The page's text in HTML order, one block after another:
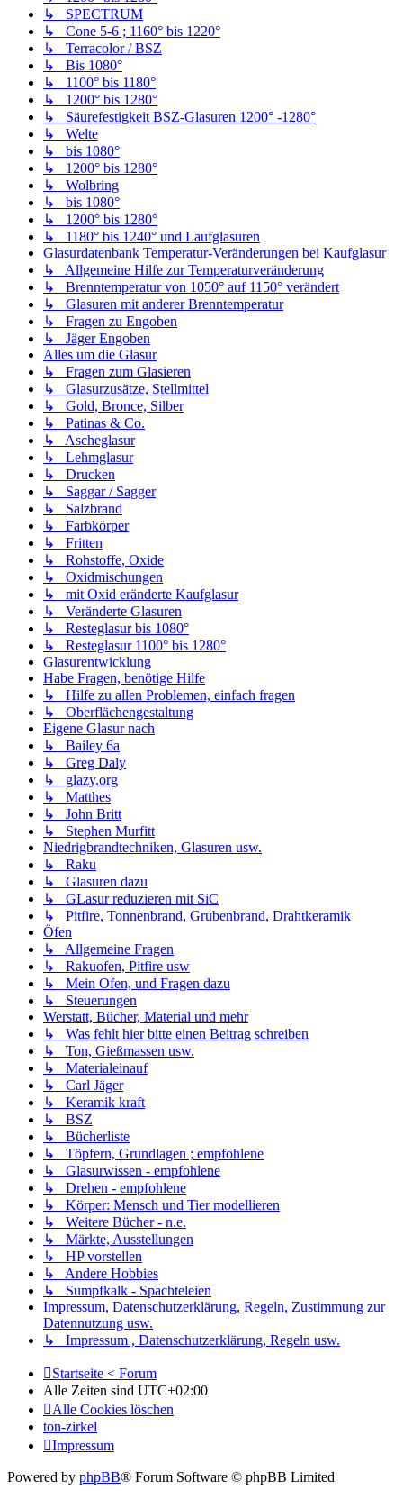
↳ SPECTRUM
↳ Cone 5-6 ; 1160° bis 1220°
↳ Terracolor / BSZ
↳ Bis 1080°
↳ 1100° bis 1180°
↳ 1200° bis 1280°
↳ Säurefestigkeit BSZ-Glasuren 1200° -1280°
↳ Welte
↳ bis 1080°
↳ 1200° bis 1280°
↳ Wolbring
↳ bis 1080°
↳ 1200° bis 1280°
↳ 1180° bis 1240° und Laufglasuren
Glasurdatenbank Temperatur-Veränderungen bei Kaufglasur
↳ Allgemeine Hilfe zur Temperaturveränderung
↳ Brenntemperatur von 1050° auf 1150° verändert
↳ Glasuren mit anderer Brenntemperatur
↳ Fragen zu Engoben
↳ Jäger Engoben
Alles um die Glasur
↳ Fragen zum Glasieren
↳ Glasurzusätze, Stellmittel
↳ Gold, Bronce, Silber
↳ Patinas & Co.
↳ Ascheglasur
↳ Lehmglasur
↳ Drucken
↳ Saggar / Sagger
↳ Salzbrand
↳ Farbkörper
↳ Fritten
↳ Rohstoffe, Oxide
↳ Oxidmischungen
↳ mit Oxid eränderte Kaufglasur
↳ Veränderte Glasuren
↳ Resteglasur bis 1080°
↳ Resteglasur 1100° bis 1280°
Glasurentwicklung
Habe Fragen, benötige Hilfe
↳ Hilfe zu allen Problemen, einfach fragen
↳ Oberflächengestaltung
Eigene Glasur nach
↳ Bailey 6a
↳ Greg Daly
↳ glazy.org
↳ Matthes
↳ John Britt
↳ Stephen Murfitt
Niedrigbrandtechniken, Glasuren usw.
↳ Raku
↳ Glasuren dazu
↳ GLasur reduzieren mit SiC
↳ Pitfire, Tonnenbrand, Grubenbrand, Drahtkeramik
Öfen
↳ Allgemeine Fragen
↳ Rakuofen, Pitfire usw
↳ Mein Ofen, und Fragen dazu
↳ Steuerungen
Werstatt, Bücher, Material und mehr
↳ Was fehlt hier bitte einen Beitrag schreiben
↳ Ton, Gießmassen usw.
↳ Materialeinauf
↳ Carl Jäger
↳ Keramik kraft
↳ BSZ
↳ Bücherliste
↳ Töpfern, Grundlagen ; empfohlene
↳ Glasurwissen - empfohlene
↳ Drehen - empfohlene
↳ Körper: Mensch und Tier modellieren
↳ Weitere Bücher - n.e.
↳ Märkte, Ausstellungen
↳ HP vorstellen
↳ Andere Hobbies
↳ Sumpfkalk - Spachteleien
Impressum, Datenschutzerklärung, Regeln, Zustimmung zur
Datennutzung usw.
↳ Impressum , Datenschutzerklärung, Regeln usw.
Startseite < Forum
Alle Zeiten sind UTC+02:00
Alle Cookies löschen
ton-zirkel
Impressum
Powered by phpBB® Forum Software © phpBB Limited